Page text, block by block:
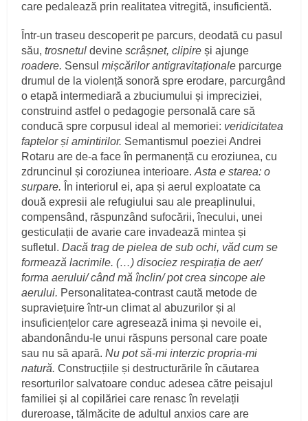
care pedalează prin realitatea vitregită, insuficientă.
Într-un traseu descoperit pe parcurs, deodată cu pasul
său,trosnetuldevinescrâșnet, clipireși ajunge
roadere. Sensulmișcărilor antigravitaționale parcurge
drumul de la violență sonoră spre erodare, parcurgând
o etapă intermediară a zbuciumului și impreciziei,
construind astfel o pedagogie personală care să
conducă spre corpusul ideal al memoriei: veridicitatea
faptelor și amintirilor. Semantismul poeziei Andrei
Rotaru are de-a face în permanență cu eroziunea, cu
zdruncinul și coroziunea interioare.Asta e starea: o
surpare. În interiorul ei, apa și aerul exploatate ca
două expresii ale refugiului sau ale preaplinului,
compensând, răspunzând sufocării, înecului, unei
gesticulații de avarie care invadează mintea și
sufletul.Dacă trag de pielea de sub ochi, văd cum se
formează lacrimile. (…) disociez respirația de aer/
forma aerului/ când mă înclin/ pot crea sincope ale
aerului. Personalitatea-contrast caută metode de
supraviețuire într-un climat al abuzurilor și al
insuficiențelor care agresează inima și nevoile ei,
abandonându-le unui răspuns personal care poate
sau nu să apară.Nu pot să-mi interzic propria-mi
natură.Construcțiile și destructurările în căutarea
resorturilor salvatoare conduc adesea către peisajul
familiei și al copilăriei care renasc în revelații
dureroase, tălmăcite de adultul anxios care are